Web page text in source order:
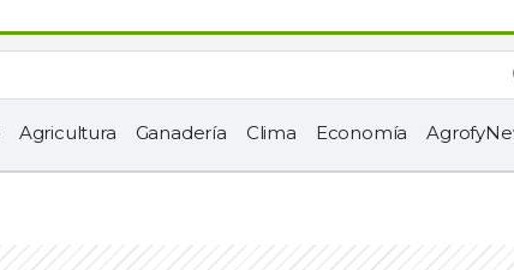
Agricultura Ganadería Clima Economía